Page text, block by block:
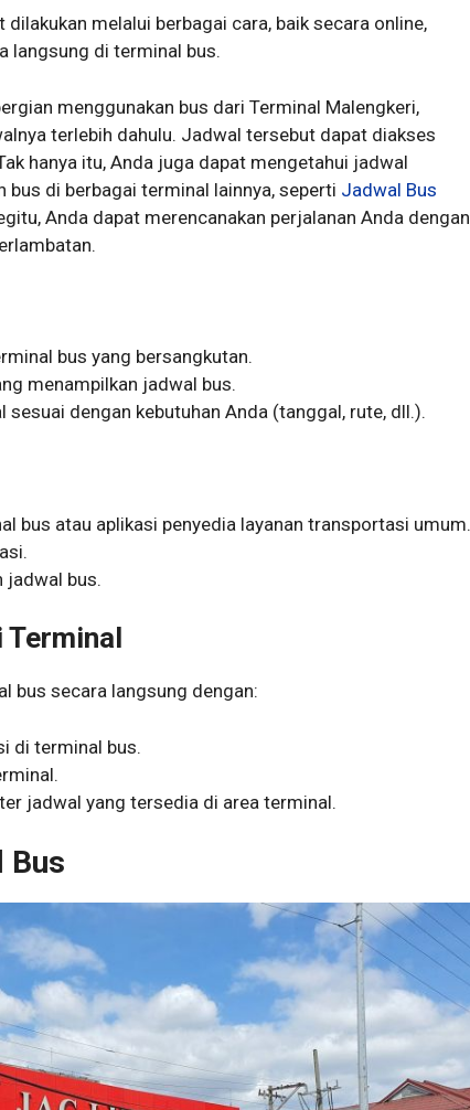
melalui berbagai cara, baik secara online,
langsung di terminal bus.
menggunakan bus dari Terminal Malengkeri,
terlebih dahulu. Jadwal tersebut dapat diakses
hanya itu, Anda juga dapat mengetahui jadwal
bus di berbagai terminal lainnya, seperti Jadwal Bus
Anda dapat merencanakan perjalanan Anda dengan
bus yang bersangkutan.
menampilkan jadwal bus.
sesuai dengan kebutuhan Anda (tanggal, rute, dll.).
bus atau aplikasi penyedia layanan transportasi umum.
jadwal bus.
Terminal
bus secara langsung dengan:
di terminal bus.
jadwal yang tersedia di area terminal.
Bus